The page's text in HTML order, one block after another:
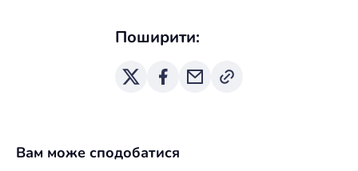
Поширити:
Вам може сподобатися